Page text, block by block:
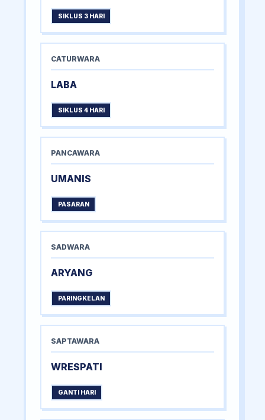
SIKLUS 3 HARI
CATURWARA
LABA
SIKLUS 4 HARI
PANCAWARA
UMANIS
PASARAN
SADWARA
ARYANG
PARINGKELAN
SAPTAWARA
WRESPATI
GANTI HARI